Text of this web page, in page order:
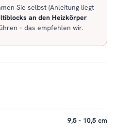
Sie selbst (Anleitung liegt
an den Heizkörper
– das empfehlen wir.
9,5 - 10,5 cm